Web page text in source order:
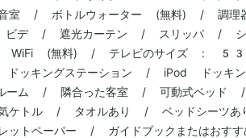
室 / ボトルウォーター (無料) / 調理器
ビデ / 遮光カーテン / スリッパ /
WiFi (無料) / テレビのサイズ : 53 /
キングステーション / iPod ドッキン
ーム / 隣合った客室 / 可動式ベッド
ケトル / タオルあり / ベッドシ
ットペーパー / ガイドブックまたはお